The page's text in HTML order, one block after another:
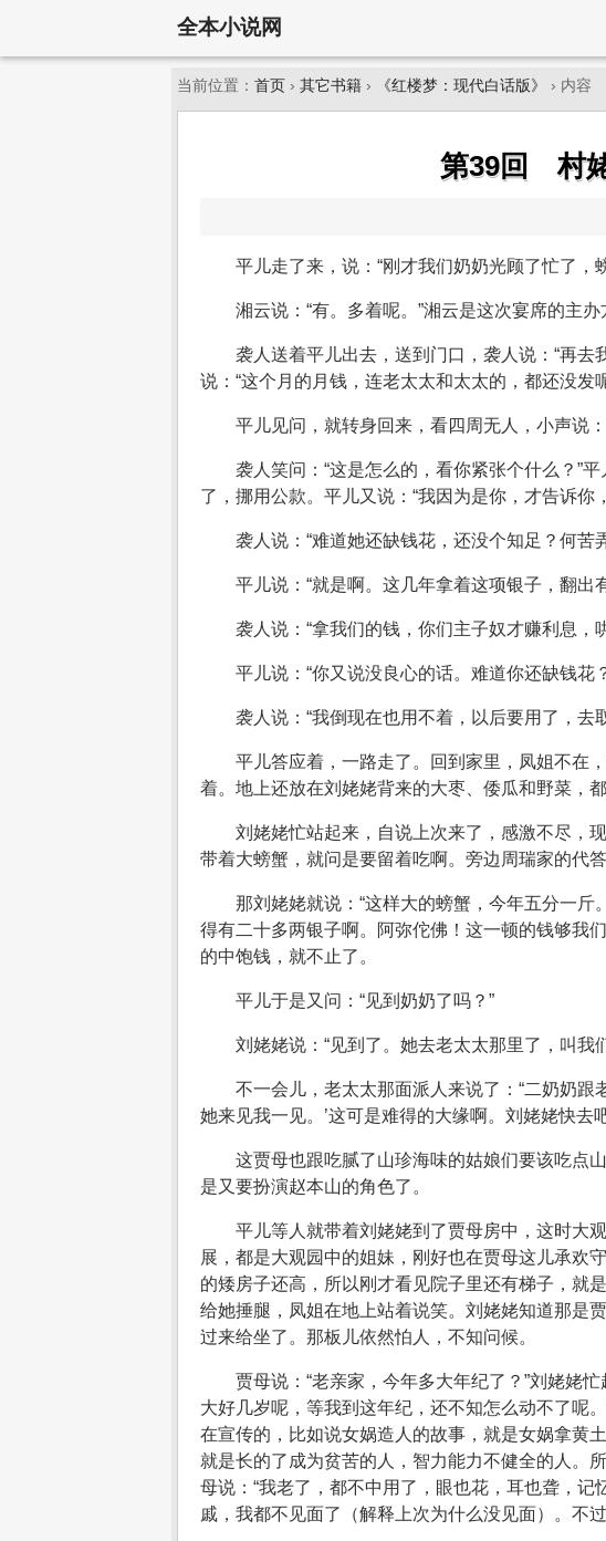
全本小说网
当前位置： 首页 › 其它书籍 › 《红楼梦：现代白话版》 › 内容
第39回 村
平儿走了来，说：“刚才我们奶奶光顾了忙了
湘云说：“有。多着呢。”湘云是这次宴席的主
袭人送着平儿出去，送到门口，袭人说：“再去
说：“这个月的月钱，连老太太和太太的，都还没发
平儿见问，就转身回来，看四周无人，小声说
袭人笑问：“这是怎么的，看你紧张个什么？”
了，挪用公款。平儿又说：“我因为是你，才告诉你
袭人说：“难道她还缺钱花，还没个知足？何苦
平儿说：“就是啊。这几年拿着这项银子，翻出
袭人说：“拿我们的钱，你们主子奴才赚利息，
平儿说：“你又说没良心的话。难道你还缺钱
袭人说：“我倒现在也用不着，以后要用了，去
平儿答应着，一路走了。回到家里，凤姐不在
着。地上还放在刘姥姥背来的大枣、倭瓜和野菜，
刘姥姥忙站起来，自说上次来了，感激不尽，
带着大螃蟹，就问是要留着吃啊。旁边周瑞家的代
那刘姥姥就说：“这样大的螃蟹，今年五分一
得有二十多两银子啊。阿弥佗佛！这一顿的钱够我
的中饱钱，就不止了。
平儿于是又问：“见到奶奶了吗？”
刘姥姥说：“见到了。她去老太太那里了，叫我
不一会儿，老太太那面派人来说了：“二奶奶
她来见我一见。’这可是难得的大缘啊。刘姥姥快去
这贾母也跟吃腻了山珍海味的姑娘们要该吃点
是又要扮演赵本山的角色了。
平儿等人就带着刘姥姥到了贾母房中，这时大
展，都是大观园中的姐妹，刚好也在贾母这儿承欢
的矮房子还高，所以刚才看见院子里还有梯子，就
给她捶腿，凤姐在地上站着说笑。刘姥姥知道那是
过来给坐了。那板儿依然怕人，不知问候。
贾母说：“老亲家，今年多大年纪了？”刘姥姥
大好几岁呢，等我到这年纪，还不知怎么动不了呢
在宣传的，比如说女娲造人的故事，就是女娲拿黄
就是长的了成为贫苦的人，智力能力不健全的人。
母说：“我老了，都不中用了，眼也花，耳也聋，
戚，我都不见面了（解释上次为什么没见面）。不